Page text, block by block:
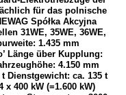
für das polnische
Spółka Akcyjna
31WE, 35WE, 36WE,
1.435 mm
Länge über Kupplung:
4.150 mm
Dienstgewicht: ca. 135 t
400 kW (=1.600 kW)